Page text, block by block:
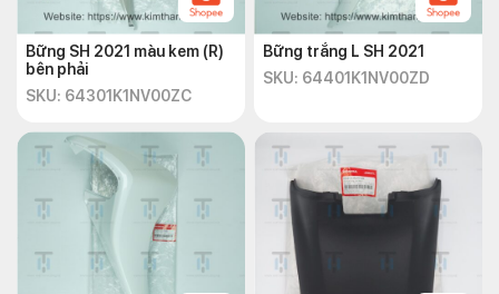
Bững SH 2021 màu kem (R)
bên phải
SKU: 64301K1NV00ZC
Bững trắng L SH 2021
SKU: 64401K1NV00ZD